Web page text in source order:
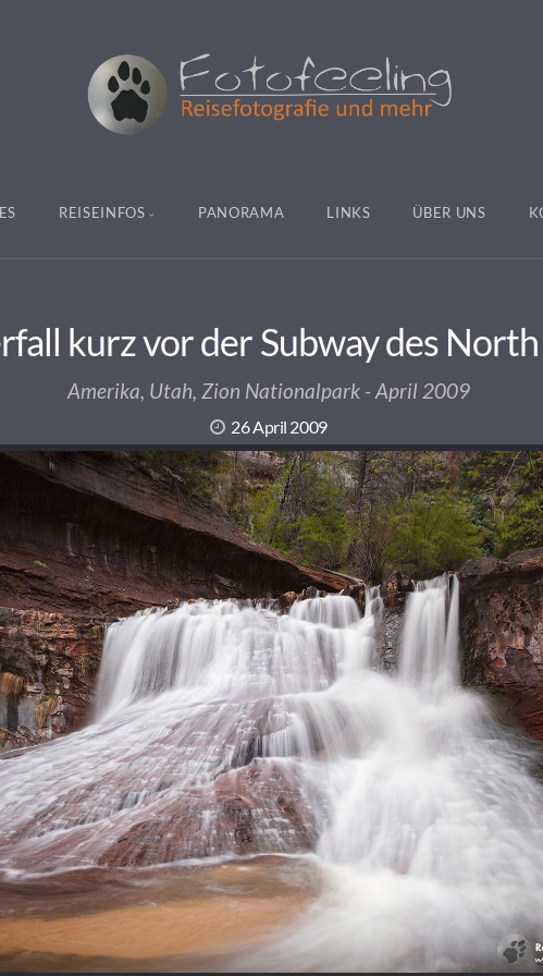
REISEINFOS PANORAMA LINKS ÜBER UNS
kurz vor der Subway des
Amerika, Utah, Zion Nationalpark - April 2009
26 April 2009